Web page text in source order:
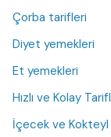
Çorba tarifleri
Diyet yemekleri
Et yemekleri
Hızlı ve Kolay
İçecek ve